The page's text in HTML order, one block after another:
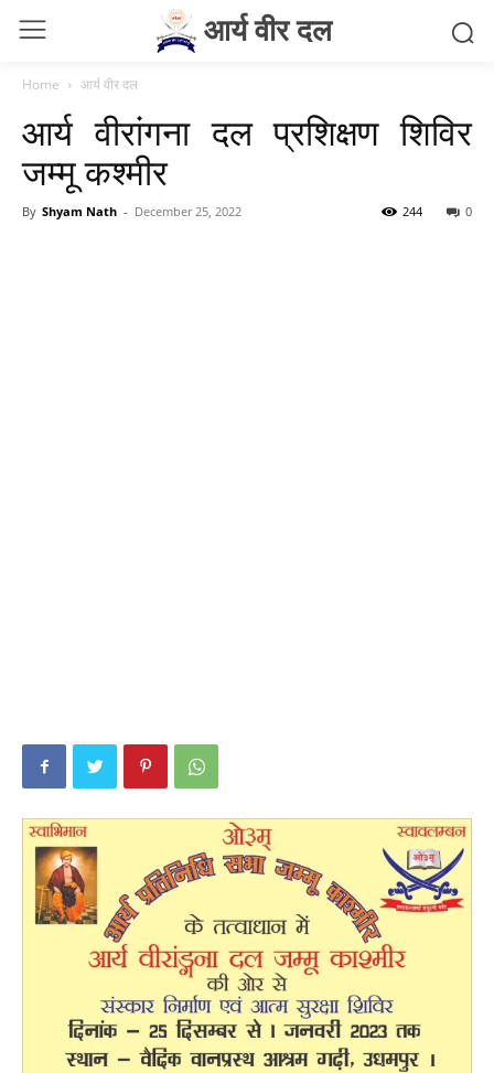
आर्य वीर दल
Home आर्य वीर दल
आर्य वीरांगना दल प्रशिक्षण शिविर
जम्मू कश्मीर
By Shyam Nath - December 25, 2022 0
244